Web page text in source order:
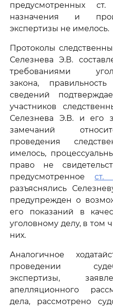
предусмотренных
назначения и
экспертизы не имелось.
Протоколы
Селезнева Э.В.
требованиями
закона,
сведений
участников
Селезнева Э.В. и его
замечаний
проведения
имелось,
право не
предусмотренноест.
разъяснялись
предупрежден о
его показаний в
уголовному делу, в том
них.
Аналогичное
проведении
экспертизы,
апелляционного
дела, рассмотрено